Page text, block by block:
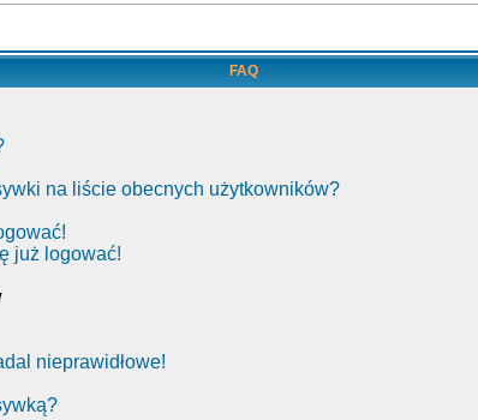
FAQ
na liście obecnych użytkowników?
już logować!
nieprawidłowe!